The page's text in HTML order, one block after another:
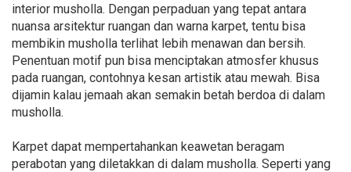
interior musholla. Dengan perpaduan yang tepat antara
nuansa arsitektur ruangan dan warna karpet, tentu bisa
membikin musholla terlihat lebih menawan dan bersih.
Penentuan motif pun bisa menciptakan atmosfer khusus
pada ruangan, contohnya kesan artistik atau mewah. Bisa
dijamin kalau jemaah akan semakin betah berdoa di dalam
musholla.
Karpet dapat mempertahankan keawetan beragam
perabotan yang diletakkan di dalam musholla. Seperti yang